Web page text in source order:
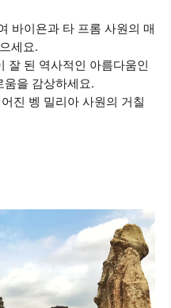
바이욘과 타 프롬 사원의 매
세요.
잘 된 역사적인 아름다움인
을 감상하세요.
진 벵 밀리아 사원의 거칠